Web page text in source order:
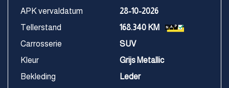
APK vervaldatum
28-10-2026
Tellerstand
168.340 KM
Carrosserie
SUV
Kleur
Grijs Metallic
Bekleding
Leder